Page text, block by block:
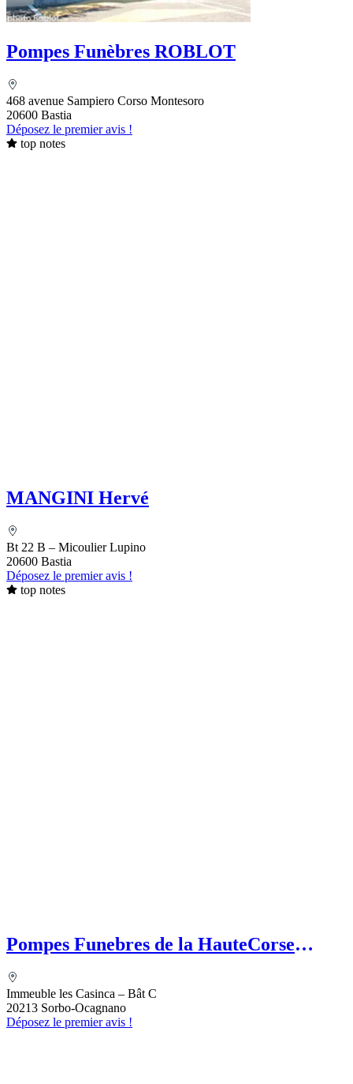
Pompes Funèbres ROBLOT
468 avenue Sampiero Corso Montesoro
20600 Bastia
Déposez le premier avis !
top notes
MANGINI Hervé
Bt 22 B – Micoulier Lupino
20600 Bastia
Déposez le premier avis !
top notes
Pompes Funebres de la HauteCorse
MEFETTAR Assia
Immeuble les Casinca – Bât C
20213 Sorbo-Ocagnano
Déposez le premier avis !